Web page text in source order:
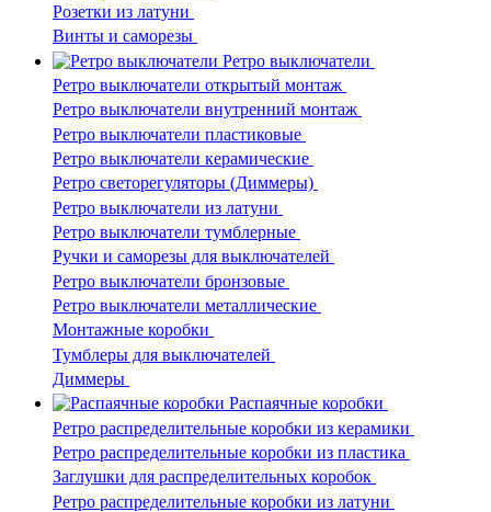
Розетки из латуни
Винты и саморезы
Ретро выключатели
Ретро выключатели открытый монтаж
Ретро выключатели внутренний монтаж
Ретро выключатели пластиковые
Ретро выключатели керамические
Ретро светорегуляторы (Диммеры)
Ретро выключатели из латуни
Ретро выключатели тумблерные
Ручки и саморезы для выключателей
Ретро выключатели бронзовые
Ретро выключатели металлические
Монтажные коробки
Тумблеры для выключателей
Диммеры
Распаячные коробки
Ретро распределительные коробки из керамики
Ретро распределительные коробки из пластика
Заглушки для распределительных коробок
Ретро распределительные коробки из латуни